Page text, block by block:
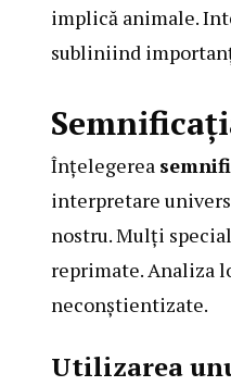
implică animale.
subliniind
Înțelegerea
interpretare
nostru. Mulți
reprimate. Analiza
neconștientizate.
Utilizarea